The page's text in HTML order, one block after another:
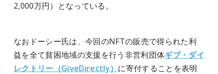
2,000万円）となっている。
なおドーシー氏は、今回のNFTの販売で得られた利
益を全て貧困地域の支援を行う非営利団体ギブ・ダイ
レクトリー（GiveDirectly） に寄付することを表明